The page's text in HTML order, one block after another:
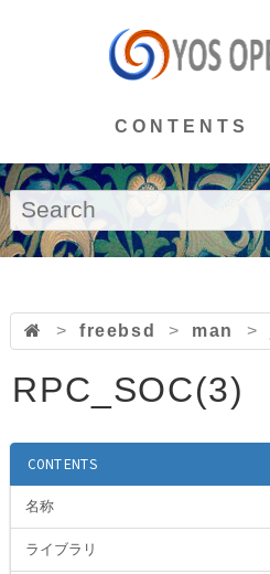
CONTENTS
> freebsd > man >
RPC_SOC(3)
CONTENTS
名称
ライブラリ